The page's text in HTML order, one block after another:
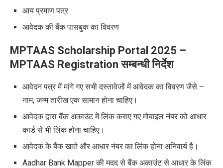
आय प्रमाण पत्र
आवेदक की बैंक पासबुक का विवरण
MPTAAS Scholarship Portal 2025 –
MPTAAS Registrationसम्बन्धी निर्देश
आवेदन पत्र में मांगे गए सभी दस्तावेजों में आवेदक का विवरण जैसे –
नाम, जन्म तारीख एक सामान होना चाहिए।
आवेदक द्वारा बैंक अकाउंट में लिंक कराए गए मोबाइल नंबर को आधार
कार्ड से भी लिंक होना चाहिए।
आवेदक के बैंक खाते और आधार नंबर का लिंक होना अनिवार्य है।
Aadhar Bank Mapper की मदद से बैंक अकाउंट से आधार के लिंक